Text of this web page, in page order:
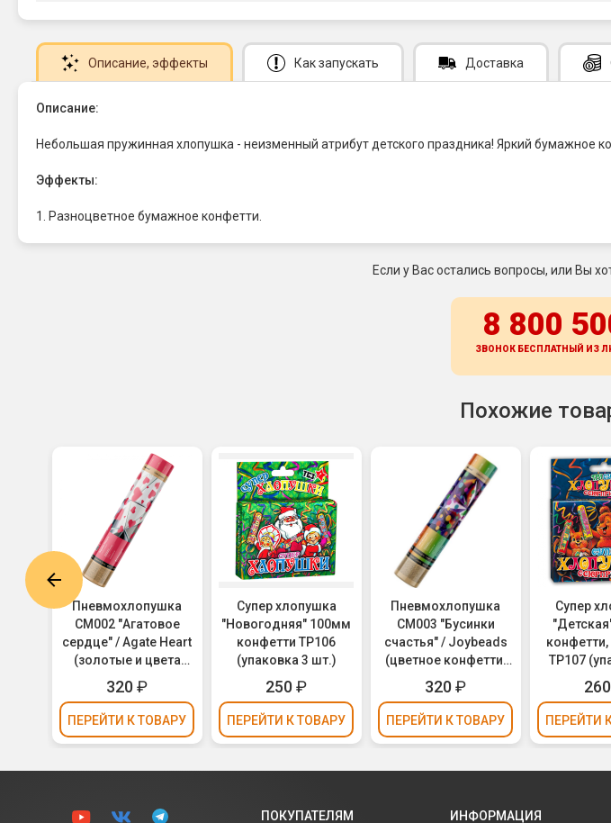
Описание, эффекты Как запускать Доставка
Описание:
Небольшая пружинная хлопушка - неизменный атрибут детского праздника! Яркий бумажное
Эффекты:
1. Разноцветное бумажное конфетти.
Если у Вас остались вопросы, или Вы
8 800
ЗВОНОК БЕСПЛАТНЫЙ ИЗ
Похожие
Пневмохлопушка
CM002 "Агатовое
сердце" / Agate Heart
(золотые и цвета
фуксии сердца,
фольга) 30см
320₽
ПЕРЕЙТИ К ТОВАРУ
Супер хлопушка
"Новогодняя" 100мм
конфетти ТР106
(упаковка 3 шт.)
250₽
ПЕРЕЙТИ К ТОВАРУ
Пневмохлопушка
CM003 "Бусинки
счастья" / Joybeads
(цветное конфетти,
фольга) 30см
320₽
ПЕРЕЙТИ К ТОВАРУ
Супер
ТР107
260
ПЕРЕЙТИ
ПОКУПАТЕЛЯМ ИНФОРМАЦИЯ